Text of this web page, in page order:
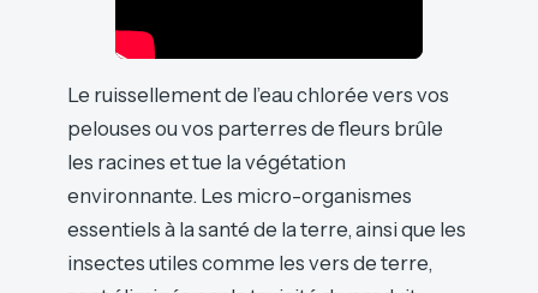
Le ruissellement de l’eau chlorée vers vos
pelouses ou vos parterres de fleurs brûle
les racines et tue la végétation
environnante. Les micro-organismes
essentiels à la santé de la terre, ainsi que les
insectes utiles comme les vers de terre,